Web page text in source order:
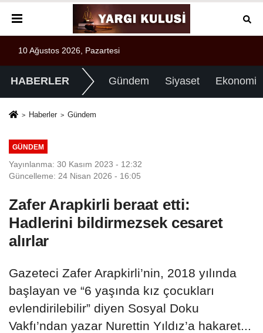
10 Ağustos 2026, Pazartesi
HABERLER Gündem Siyaset Ekonomi
Haberler Gündem
GÜNDEM
Yayınlanma: 30 Kasım 2023 - 12:32
Güncelleme: 24 Nisan 2026 - 16:05
Zafer Arapkirli beraat etti:
Hadlerini bildirmezsek cesaret
alırlar
Gazeteci Zafer Arapkirli’nin, 2018 yılında
başlayan ve “6 yaşında kız çocukları
evlendirilebilir” diyen Sosyal Doku
Vakfı’ndan yazar Nurettin Yıldız’a hakaret...